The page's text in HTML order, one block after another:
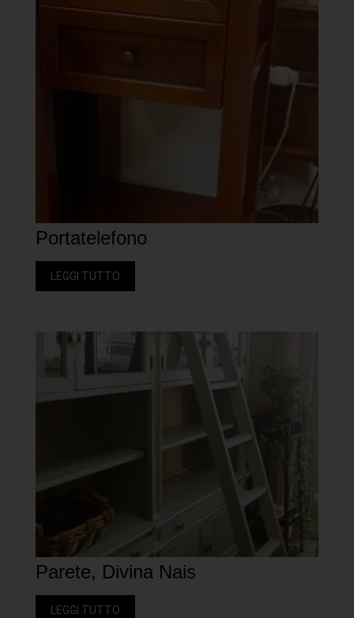
Portatelefono
LEGGI TUTTO
Parete, Divina Nais
LEGGI TUTTO